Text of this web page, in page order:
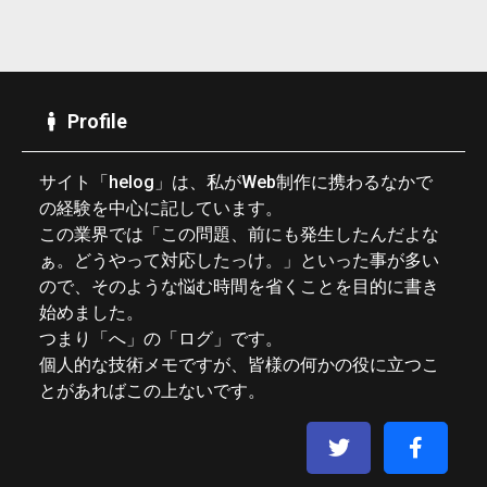
Profile
サイト「helog」は、私がWeb制作に携わるなかで
の経験を中心に記しています。
この業界では「この問題、前にも発生したんだよな
ぁ。どうやって対応したっけ。」といった事が多い
ので、そのような悩む時間を省くことを目的に書き
始めました。
つまり「へ」の「ログ」です。
個人的な技術メモですが、皆様の何かの役に立つこ
とがあればこの上ないです。